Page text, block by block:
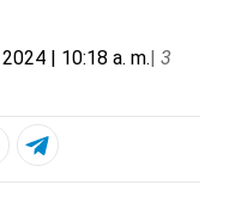
| 10:18 a. m.| 3